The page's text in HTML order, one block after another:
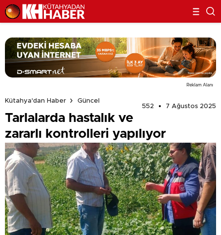
Reklam Alanı
Kütahya'dan Haber
Güncel
552
7 Ağustos 2025
Tarlalarda hastalık ve
zararlı kontrolleri yapılıyor